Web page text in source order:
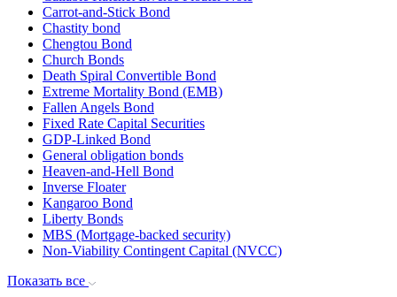
Additional Tier 1 Capital Bonds
Asset-Backed Security (ABS)
Brady Bonds
Callable Ratchet Inverse Floater Note
Carrot-and-Stick Bond
Chastity bond
Chengtou Bond
Church Bonds
Death Spiral Convertible Bond
Extreme Mortality Bond (EMB)
Fallen Angels Bond
Fixed Rate Capital Securities
GDP-Linked Bond
General obligation bonds
Heaven-and-Hell Bond
Inverse Floater
Liberty Bonds